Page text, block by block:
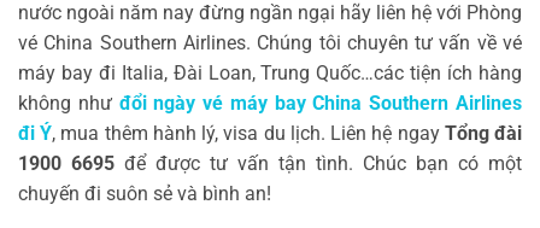
nước ngoài năm nay đừng ngần ngại hãy liên hệ với Phòng
vé China Southern Airlines. Chúng tôi chuyên tư vấn về vé
máy bay đi Italia, Đài Loan, Trung Quốc…các tiện ích hàng
không như đổi ngày vé máy bay China Southern Airlines
đi Ý, mua thêm hành lý, visa du lịch. Liên hệ ngay Tổng đài
1900 6695 để được tư vấn tận tình. Chúc bạn có một
chuyến đi suôn sẻ và bình an!